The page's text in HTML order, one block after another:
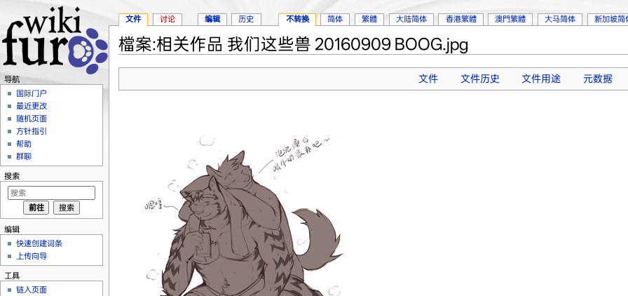
檔案:相关作品 我们这些兽 20160909 BOOG.jpg
文件 文件历史 文件用途 元数据
文件 讨论 编辑 历史 不转换 简体 繁體 大陆简体 香港繁體 澳門繁體 大马简体 新加坡简
导航
国际门户
最近更改
随机页面
方针指引
帮助
群聊
搜索
编辑
快速创建词条
上传向导
工具
链入页面